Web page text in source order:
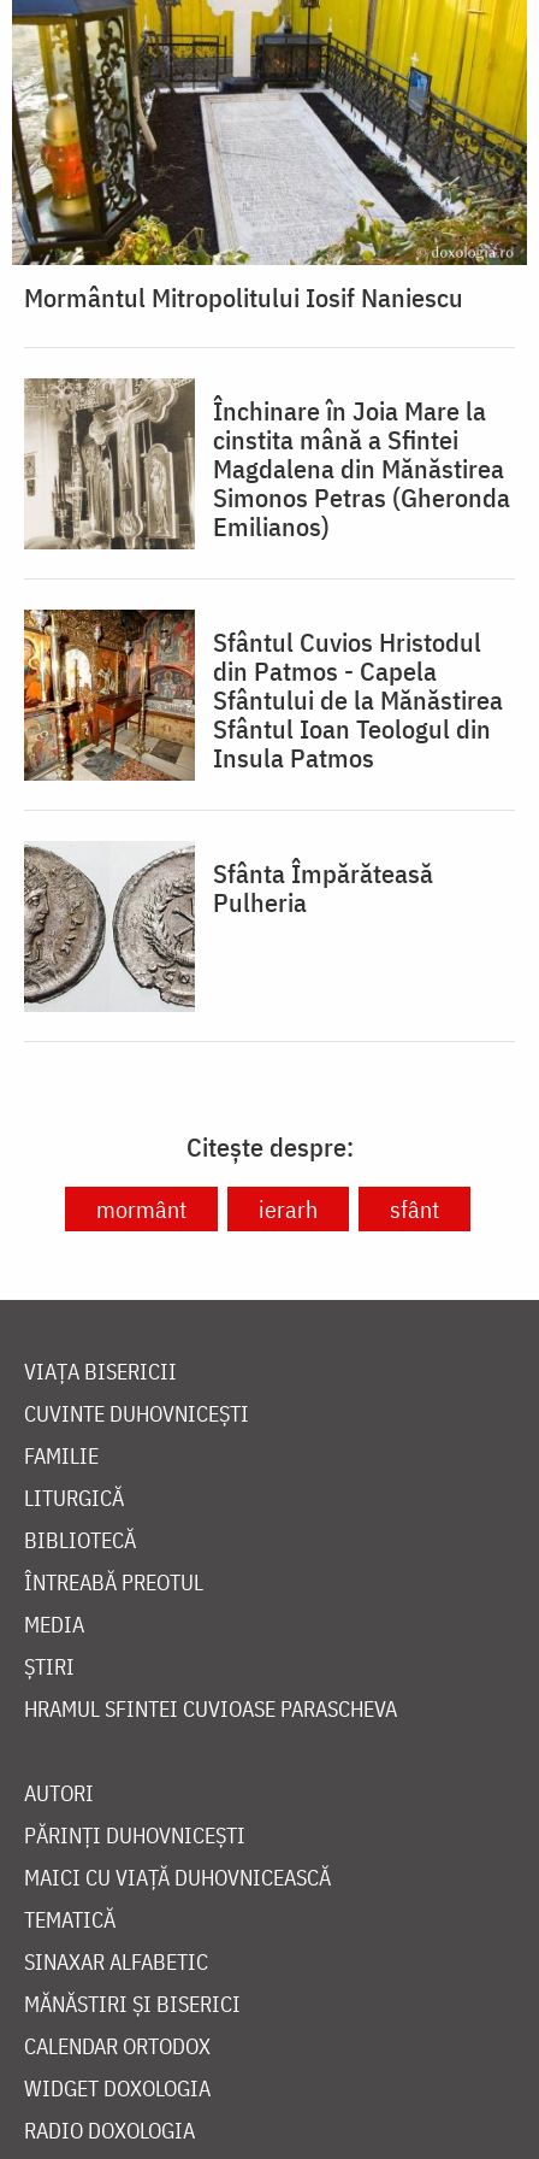
Mormântul Mitropolitului Iosif Naniescu
Închinare în Joia Mare la
cinstita mână a Sfintei
Magdalena din Mănăstirea
Simonos Petras (Gheronda
Emilianos)
Sfântul Cuvios Hristodul
din Patmos - Capela
Sfântului de la Mănăstirea
Sfântul Ioan Teologul din
Insula Patmos
Sfânta Împărăteasă
Pulheria
Citește despre:
mormânt ierarh sfânt
VIAȚA BISERICII
CUVINTE DUHOVNICEȘTI
FAMILIE
LITURGICĂ
BIBLIOTECĂ
ÎNTREABĂ PREOTUL
MEDIA
ȘTIRI
HRAMUL SFINTEI CUVIOASE PARASCHEVA
AUTORI
PĂRINȚI DUHOVNICEȘTI
MAICI CU VIAȚĂ DUHOVNICEASCĂ
TEMATICĂ
SINAXAR ALFABETIC
MĂNĂSTIRI ȘI BISERICI
CALENDAR ORTODOX
WIDGET DOXOLOGIA
RADIO DOXOLOGIA